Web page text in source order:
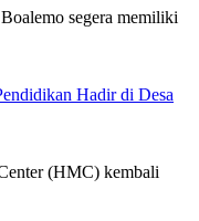
segera memiliki
Hadir di Desa
(HMC) kembali